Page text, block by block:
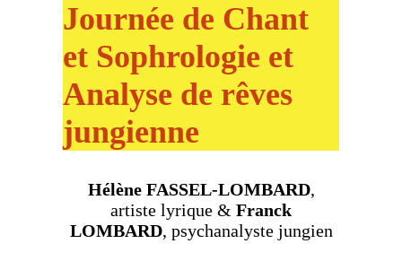
Journée de Chant
et Sophrologie et
Analyse de rêves
jungienne
Hélène FASSEL-LOMBARD,
artiste lyrique & Franck
LOMBARD, psychanalyste jungien